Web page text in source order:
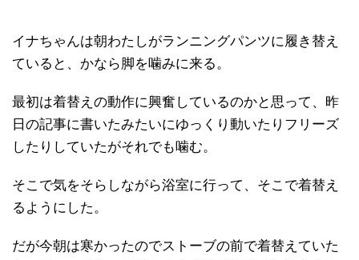
イナちゃんは朝わたしがランニングパンツに履き替え
ていると、かなら脚を噛みに来る。
最初は着替えの動作に興奮しているのかと思って、昨
日の記事に書いたみたいにゆっくり動いたりフリーズ
したりしていたがそれでも噛む。
そこで気をそらしながら浴室に行って、そこで着替え
るようにした。
だが今朝は寒かったのでストーブの前で着替えていた